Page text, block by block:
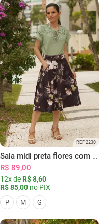
REF 2230
Saia midi preta flores com bolsos
R$ 89,00
12x de R$ 8,60
R$ 85,00 no PIX
P M G